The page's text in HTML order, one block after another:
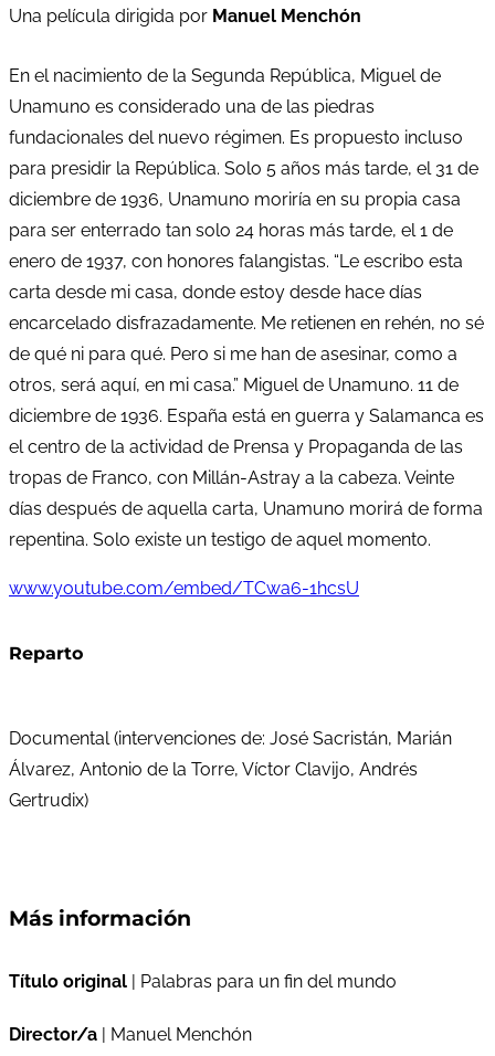
Una película dirigida por Manuel Menchón
En el nacimiento de la Segunda República, Miguel de
Unamuno es considerado una de las piedras
fundacionales del nuevo régimen. Es propuesto incluso
para presidir la República. Solo 5 años más tarde, el 31 de
diciembre de 1936, Unamuno moriría en su propia casa
para ser enterrado tan solo 24 horas más tarde, el 1 de
enero de 1937, con honores falangistas. “Le escribo esta
carta desde mi casa, donde estoy desde hace días
encarcelado disfrazadamente. Me retienen en rehén, no sé
de qué ni para qué. Pero si me han de asesinar, como a
otros, será aquí, en mi casa.” Miguel de Unamuno. 11 de
diciembre de 1936. España está en guerra y Salamanca es
el centro de la actividad de Prensa y Propaganda de las
tropas de Franco, con Millán-Astray a la cabeza. Veinte
días después de aquella carta, Unamuno morirá de forma
repentina. Solo existe un testigo de aquel momento.
www.youtube.com/embed/TCwa6-1hcsU
Reparto
Documental (intervenciones de: José Sacristán, Marián
Álvarez, Antonio de la Torre, Víctor Clavijo, Andrés
Gertrudix)
Más información
Título original | Palabras para un fin del mundo
Director/a | Manuel Menchón